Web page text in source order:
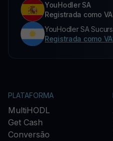
YouHodler SA
Registrada como
YouHodler SA
Registrada como
PLATAFORMA
MultiHODL
Get Cash
Conversão